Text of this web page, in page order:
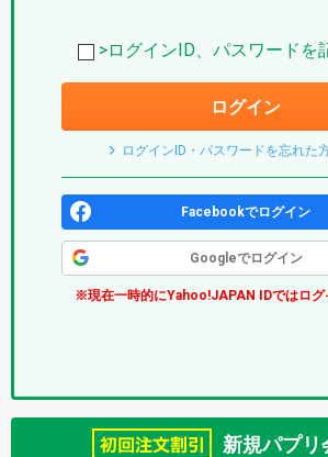
プ
ド
は？
リ)
>ログインID、パスワードを
ログイン
ログインID・パスワードを忘れた
Facebookでログイン
Googleでログイン
※現在一時的にYahoo!JAPAN IDではログ
新規パプリ